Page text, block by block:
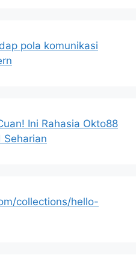
pola komunikasi
Ini Rahasia Okto88
Seharian
collections/hello-